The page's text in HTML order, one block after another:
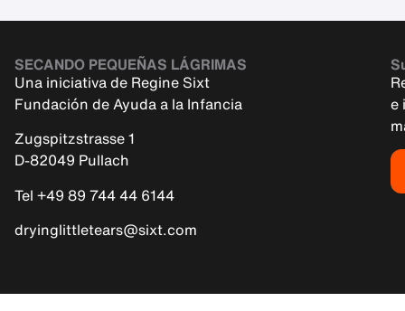
SECANDO PEQUEÑAS LÁGRIMAS
Una iniciativa de Regine Sixt
Fundación de Ayuda a la Infancia
Zugspitzstrasse 1
D-82049 Pullach
Tel +49 89 744 44 6144
dryinglittletears@sixt.com
e